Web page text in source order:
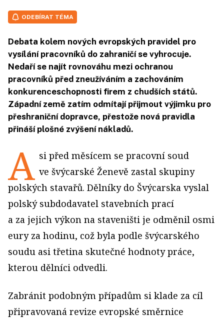
ODEBÍRAT TÉMA
Debata kolem nových evropských pravidel pro
vysílání pracovníků do zahraničí se vyhrocuje.
Nedaří se najít rovnováhu mezi ochranou
pracovníků před zneužíváním a zachováním
konkurenceschopnosti firem z chudších států.
Západní země zatím odmítají přijmout výjimku pro
přeshraniční dopravce, přestože nová pravidla
přináší plošné zvýšení nákladů.
A si před měsícem se pracovní soud
ve švýcarské Ženevě zastal skupiny
polských stavařů. Dělníky do Švýcarska vyslal
polský subdodavatel stavebních prací
a za jejich výkon na staveništi je odměnil osmi
eury za hodinu, což byla podle švýcarského
soudu asi třetina skutečné hodnoty práce,
kterou dělníci odvedli.
Zabránit podobným případům si klade za cíl
připravovaná revize evropské směrnice